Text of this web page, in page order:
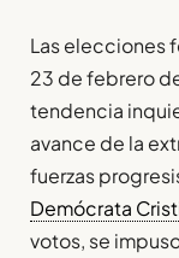
Las elecciones
23 de febrero
tendencia
avance de la
fuerzas
Demócrata
votos, se